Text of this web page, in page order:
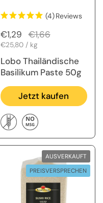
(4)Reviews
Regulärer Preis
€1,29 Sale-Preis
€1,66
Stückpreis
€25,80 / kg
Lobo Thailändische
Basilikum Paste 50g
Jetzt kaufen
AUSVERKAUFT
PREISVERSPRECHEN